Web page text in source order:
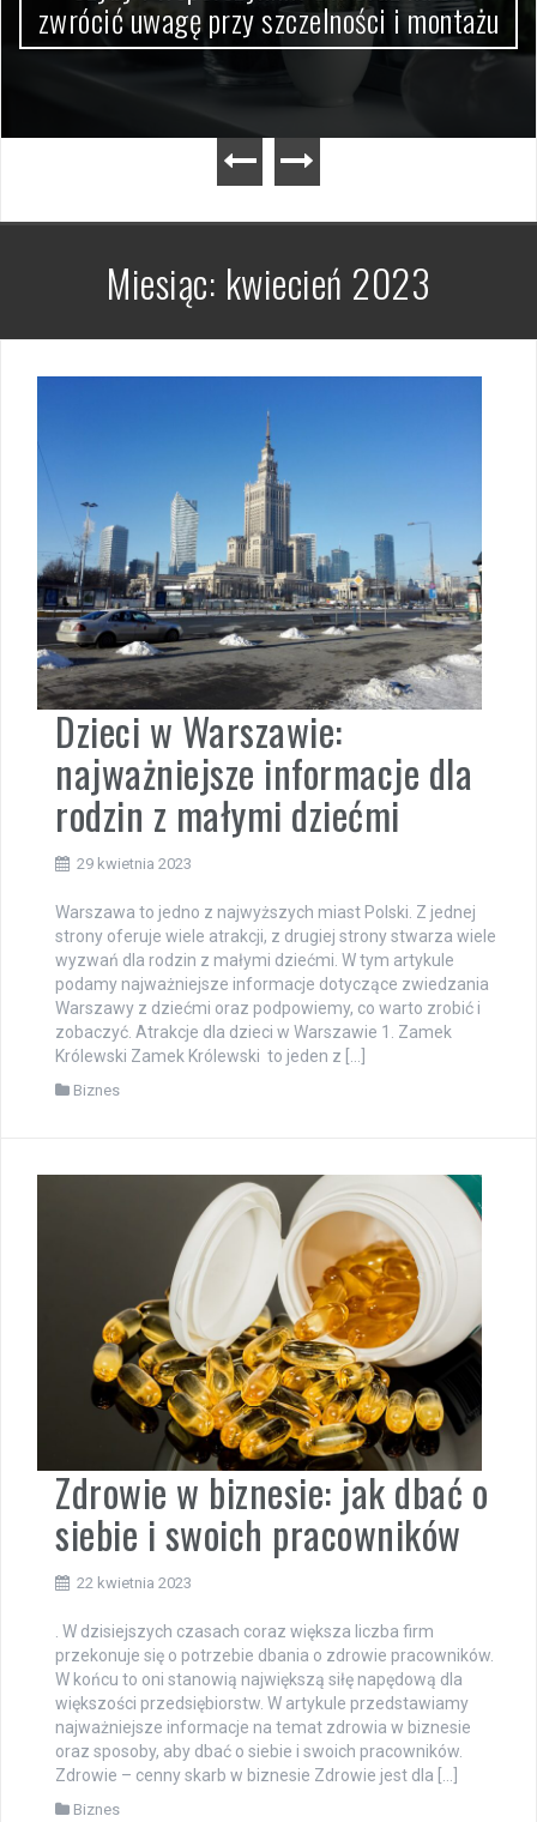
zwrócić uwagę przy szczelności i montażu
Miesiąc: kwiecień 2023
Dzieci w Warszawie:
najważniejsze informacje dla
rodzin z małymi dziećmi
29 kwietnia 2023
Warszawa to jedno z najwyższych miast Polski. Z jednej
strony oferuje wiele atrakcji, z drugiej strony stwarza wiele
wyzwań dla rodzin z małymi dziećmi. W tym artykule
podamy najważniejsze informacje dotyczące zwiedzania
Warszawy z dziećmi oraz podpowiemy, co warto zrobić i
zobaczyć. Atrakcje dla dzieci w Warszawie 1. Zamek
Królewski Zamek Królewski to jeden z […]
Biznes
Zdrowie w biznesie: jak dbać o
siebie i swoich pracowników
22 kwietnia 2023
. W dzisiejszych czasach coraz większa liczba firm
przekonuje się o potrzebie dbania o zdrowie pracowników.
W końcu to oni stanowią największą siłę napędową dla
większości przedsiębiorstw. W artykule przedstawiamy
najważniejsze informacje na temat zdrowia w biznesie
oraz sposoby, aby dbać o siebie i swoich pracowników.
Zdrowie – cenny skarb w biznesie Zdrowie jest dla […]
Biznes